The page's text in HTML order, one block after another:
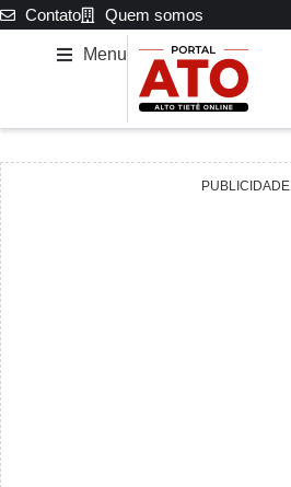
Contato Quem somos
Menu
PUBLICIDADE